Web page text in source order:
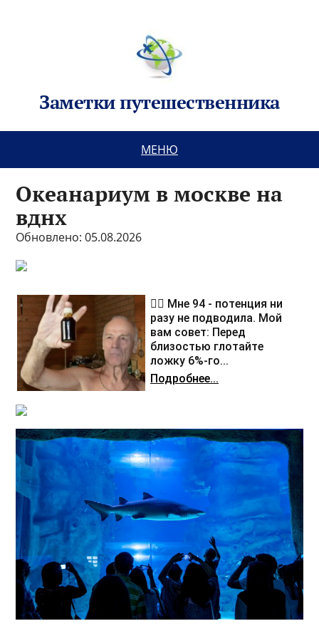
Заметки путешественника
МЕНЮ
Океанариум в москве на
вднх
Обновлено: 05.08.2026
❤️‍🔥 Мне 94 - потенция ни
разу не подводила. Мой
вам совет: Перед
близостью глотайте
ложку 6%-го...
Подробнее...